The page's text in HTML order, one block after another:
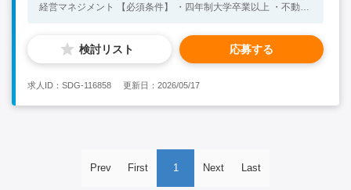
経営マネジメント 【必須条件】 ・四年制大学卒業以上 ・不動産
業務経験者 ・英語ビジネスレベル以上（社内外でのミーティン
グ等で使用） 【歓迎要件】 ・海外勤務経験（ベトナムでの勤務
経験があれば尚可） ・不動産投資業務経験者 ・建設業界経験者
検討リスト 応募する
求人ID：SDG-116858 更新日：2026/05/17
Prev First 1 Next Last